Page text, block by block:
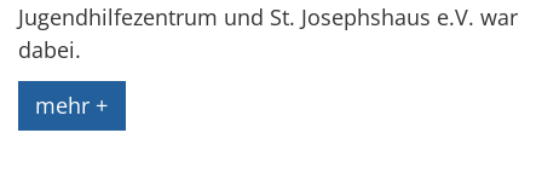
Jugendhilfezentrum und St. Josephshaus e.V. war
dabei.
mehr +